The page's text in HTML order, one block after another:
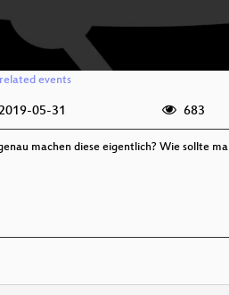
related events
2019-05-31 683
machen diese eigentlich? Wie sollte